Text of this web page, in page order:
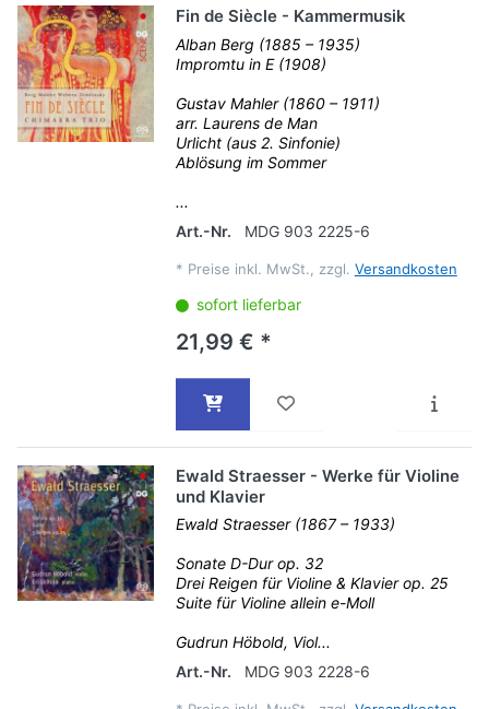
Fin de Siècle - Kammermusik
Alban Berg (1885 – 1935)
Impromtu in E (1908)
Gustav Mahler (1860 – 1911)
arr. Laurens de Man
Urlicht (aus 2. Sinfonie)
Ablösung im Sommer
...
Art.-Nr.
MDG 903 2225-6
* Preise inkl. MwSt., zzgl. Versandkosten
sofort lieferbar
21,99 € *
Ewald Straesser - Werke für Violine
und Klavier
Ewald Straesser (1867 – 1933)
Sonate D-Dur op. 32
Drei Reigen für Violine & Klavier op. 25
Suite für Violine allein e-Moll
Gudrun Höbold, Viol...
Art.-Nr.
MDG 903 2228-6